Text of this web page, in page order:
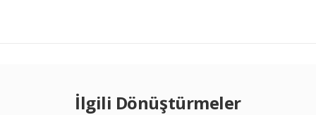
İlgili Dönüştürmeler